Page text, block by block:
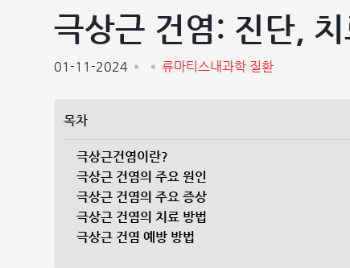
극상근 건염: 진단,
01-11-2024 류마티스내과학 질환
목차
극상근건염이란?
극상근 건염의 주요 원인
극상근 건염의 주요 증상
극상근 건염의 치료 방법
극상근 건염 예방 방법